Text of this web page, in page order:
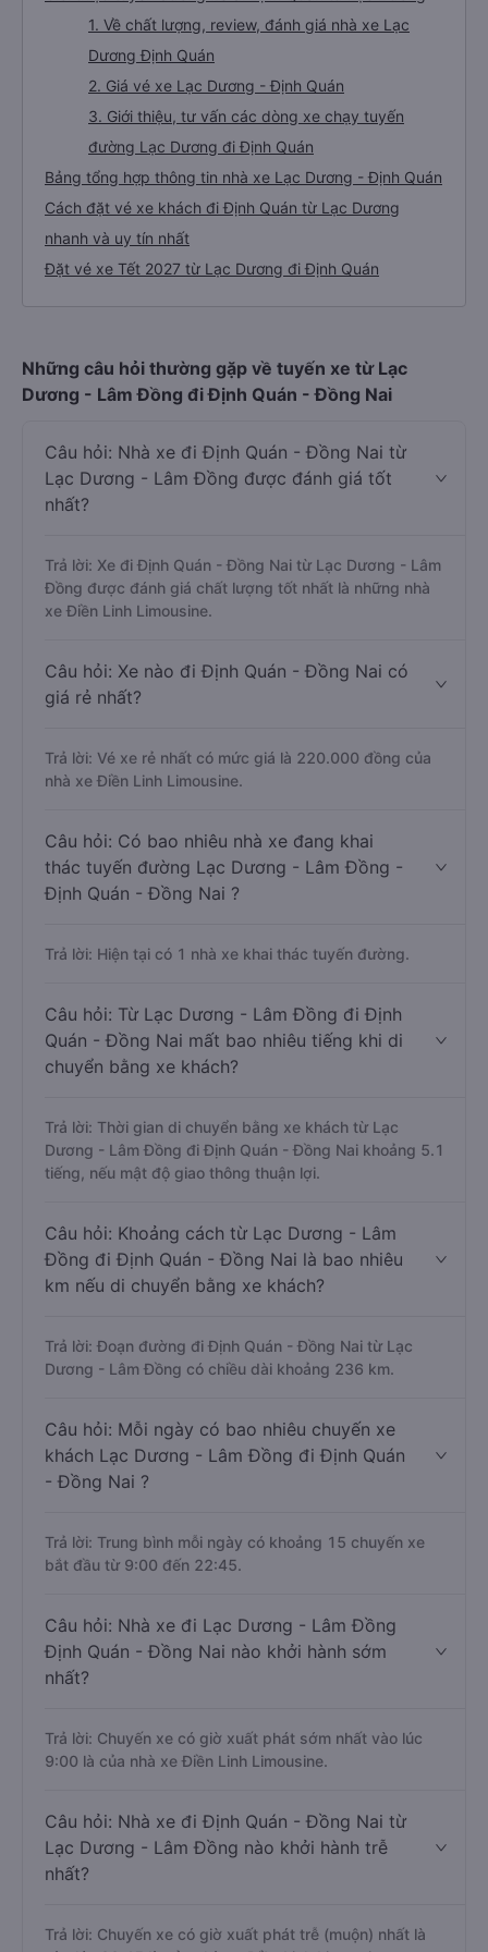
1. Về chất lượng, review, đánh giá nhà xe Lạc
Dương Định Quán
2. Giá vé xe Lạc Dương - Định Quán
3. Giới thiệu, tư vấn các dòng xe chạy tuyến
đường Lạc Dương đi Định Quán
Bảng tổng hợp thông tin nhà xe Lạc Dương - Định Quán
Cách đặt vé xe khách đi Định Quán từ Lạc Dương
nhanh và uy tín nhất
Đặt vé xe Tết 2027 từ Lạc Dương đi Định Quán
Những câu hỏi thường gặp về tuyến xe từ Lạc
Dương - Lâm Đồng đi Định Quán - Đồng Nai
Câu hỏi: Nhà xe đi Định Quán - Đồng Nai từ
Lạc Dương - Lâm Đồng được đánh giá tốt
nhất?
Trả lời: Xe đi Định Quán - Đồng Nai từ Lạc Dương - Lâm
Đồng được đánh giá chất lượng tốt nhất là những nhà
xe Điền Linh Limousine.
Câu hỏi: Xe nào đi Định Quán - Đồng Nai có
giá rẻ nhất?
Trả lời: Vé xe rẻ nhất có mức giá là 220.000 đồng của
nhà xe Điền Linh Limousine.
Câu hỏi: Có bao nhiêu nhà xe đang khai
thác tuyến đường Lạc Dương - Lâm Đồng -
Định Quán - Đồng Nai ?
Trả lời: Hiện tại có 1 nhà xe khai thác tuyến đường.
Câu hỏi: Từ Lạc Dương - Lâm Đồng đi Định
Quán - Đồng Nai mất bao nhiêu tiếng khi di
chuyển bằng xe khách?
Trả lời: Thời gian di chuyển bằng xe khách từ Lạc
Dương - Lâm Đồng đi Định Quán - Đồng Nai khoảng 5.1
tiếng, nếu mật độ giao thông thuận lợi.
Câu hỏi: Khoảng cách từ Lạc Dương - Lâm
Đồng đi Định Quán - Đồng Nai là bao nhiêu
km nếu di chuyển bằng xe khách?
Trả lời: Đoạn đường đi Định Quán - Đồng Nai từ Lạc
Dương - Lâm Đồng có chiều dài khoảng 236 km.
Câu hỏi: Mỗi ngày có bao nhiêu chuyến xe
khách Lạc Dương - Lâm Đồng đi Định Quán
- Đồng Nai ?
Trả lời: Trung bình mỗi ngày có khoảng 15 chuyến xe
bắt đầu từ 9:00 đến 22:45.
Câu hỏi: Nhà xe đi Lạc Dương - Lâm Đồng
Định Quán - Đồng Nai nào khởi hành sớm
nhất?
Trả lời: Chuyến xe có giờ xuất phát sớm nhất vào lúc
9:00 là của nhà xe Điền Linh Limousine.
Câu hỏi: Nhà xe đi Định Quán - Đồng Nai từ
Lạc Dương - Lâm Đồng nào khởi hành trễ
nhất?
Trả lời: Chuyến xe có giờ xuất phát trễ (muộn) nhất là